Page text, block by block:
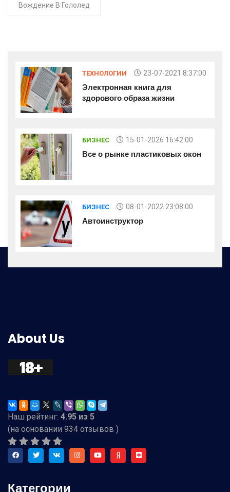
Вождение В Гололед
ТЕХНОЛОГИИ 23-07-2021 8:37:00
Электронная книга для
здорового образа жизни
БИЗНЕС 15-01-2026 16:42:00
Все о рынке пластиковых окон
БИЗНЕС 08-01-2022 23:08:00
Автоинструктор
About Us
Наш рейтинг: 4.95 из 5
(на основании 934 отзывов )
Категории